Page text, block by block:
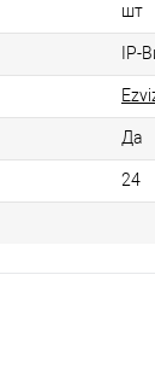
шт
IP-
Да
24